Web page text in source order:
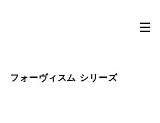
フォーヴィスム シリーズ